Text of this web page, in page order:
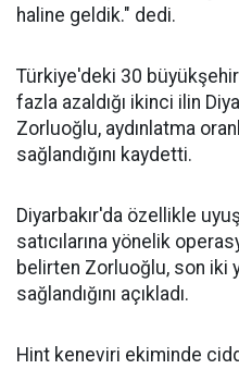
haline geldik." dedi.
Türkiye'deki 30 büyükşehir
fazla azaldığı ikinci ilin
Zorluoğlu, aydınlatma
sağlandığını kaydetti.
Diyarbakır'da özellikle
satıcılarına yönelik
belirten Zorluoğlu, son iki
sağlandığını açıkladı.
Hint keneviri ekiminde